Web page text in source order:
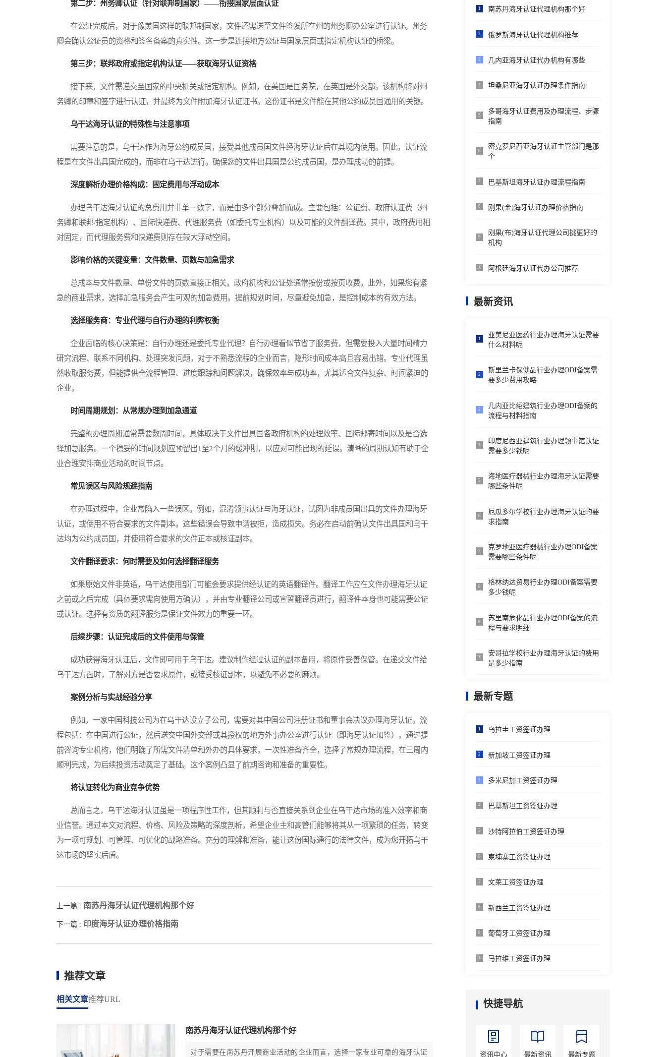
第二步：州务卿认证（针对联邦制国家）——衔接国家层面认证
在公证完成后，对于像美国这样的联邦制国家，文件还需送至文件签发所在州的州务卿办公室进行认证。州务
卿会确认公证员的资格和签名备案的真实性。这一步是连接地方公证与国家层面或指定机构认证的桥梁。
第三步：联邦政府或指定机构认证——获取海牙认证资格
接下来，文件需递交至国家的中央机关或指定机构。例如，在美国是国务院，在英国是外交部。该机构将对州
务卿的印章和签字进行认证，并最终为文件附加海牙认证证书。这份证书是文件能在其他公约成员国通用的关键。
乌干达海牙认证的特殊性与注意事项
需要注意的是，乌干达作为海牙公约成员国，接受其他成员国文件经海牙认证后在其境内使用。因此，认证流
程是在文件出具国完成的，而非在乌干达进行。确保您的文件出具国是公约成员国，是办理成功的前提。
深度解析办理价格构成：固定费用与浮动成本
办理乌干达海牙认证的总费用并非单一数字，而是由多个部分叠加而成。主要包括：公证费、政府认证费（州
务卿和联邦/指定机构）、国际快递费、代理服务费（如委托专业机构）以及可能的文件翻译费。其中，政府费用相
对固定，而代理服务费和快递费则存在较大浮动空间。
影响价格的关键变量：文件数量、页数与加急需求
总成本与文件数量、单份文件的页数直接正相关。政府机构和公证处通常按份或按页收费。此外，如果您有紧
急的商业需求，选择加急服务会产生可观的加急费用。提前规划时间，尽量避免加急，是控制成本的有效方法。
选择服务商：专业代理与自行办理的利弊权衡
企业面临的核心决策是：自行办理还是委托专业代理？自行办理看似节省了服务费，但需要投入大量时间精力
研究流程、联系不同机构、处理突发问题，对于不熟悉流程的企业而言，隐形时间成本高且容易出错。专业代理虽
然收取服务费，但能提供全流程管理、进度跟踪和问题解决，确保效率与成功率，尤其适合文件复杂、时间紧迫的
企业。
时间周期规划：从常规办理到加急通道
完整的办理周期通常需要数周时间，具体取决于文件出具国各政府机构的处理效率、国际邮寄时间以及是否选
择加急服务。一个稳妥的时间规划应预留出1至2个月的缓冲期，以应对可能出现的延误。清晰的周期认知有助于企
业合理安排商业活动的时间节点。
常见误区与风险规避指南
在办理过程中，企业常陷入一些误区。例如，混淆领事认证与海牙认证，试图为非成员国出具的文件办理海牙
认证，或使用不符合要求的文件副本。这些错误会导致申请被拒，造成损失。务必在启动前确认文件出具国和乌干
达均为公约成员国，并使用符合要求的文件正本或核证副本。
文件翻译要求：何时需要及如何选择翻译服务
如果原始文件非英语，乌干达使用部门可能会要求提供经认证的英语翻译件。翻译工作应在文件办理海牙认证
之前或之后完成（具体要求需向使用方确认），并由专业翻译公司或宣誓翻译员进行，翻译件本身也可能需要公证
或认证。选择有资质的翻译服务是保证文件效力的重要一环。
后续步骤：认证完成后的文件使用与保管
成功获得海牙认证后，文件即可用于乌干达。建议制作经过认证的副本备用，将原件妥善保管。在递交文件给
乌干达方面时，了解对方是否要求原件，或接受核证副本，以避免不必要的麻烦。
案例分析与实战经验分享
例如，一家中国科技公司为在乌干达设立子公司，需要对其中国公司注册证书和董事会决议办理海牙认证。流
程包括：在中国进行公证，然后送交中国外交部或其授权的地方外事办公室进行认证（即海牙认证加签）。通过提
前咨询专业机构，他们明确了所需文件清单和外办的具体要求，一次性准备齐全，选择了常规办理流程，在三周内
顺利完成，为后续投资活动奠定了基础。这个案例凸显了前期咨询和准备的重要性。
将认证转化为商业竞争优势
总而言之，乌干达海牙认证虽是一项程序性工作，但其顺利与否直接关系到企业在乌干达市场的准入效率和商
业信誉。通过本文对流程、价格、风险及策略的深度剖析，希望企业主和高管们能够将其从一项繁琐的任务，转变
为一项可规划、可管理、可优化的战略准备。充分的理解和准备，能让这份国际通行的法律文件，成为您开拓乌干
达市场的坚实后盾。
上一篇 : 南苏丹海牙认证代理机构那个好
下一篇 : 印度海牙认证办理价格指南
推荐文章
相关文章推荐URL
南苏丹海牙认证代理机构那个好
对于需要在南苏丹开展商业活动的企业而言，选择一家专业可靠的海牙认证
1 南苏丹海牙认证代理机构那个好
2 俄罗斯海牙认证代理机构推荐
3 几内亚海牙认证代办机构有哪些
4 坦桑尼亚海牙认证办理条件指南
5
多哥海牙认证费用及办理流程、步骤
指南
6
密克罗尼西亚海牙认证主管部门是那
个
7 巴基斯坦海牙认证办理流程指南
8 刚果(金)海牙认证办理价格指南
9
刚果(布)海牙认证代理公司挑更好的
机构
10 阿根廷海牙认证代办公司推荐
最新资讯
1
亚美尼亚医药行业办理海牙认证需要
什么材料呢
2
斯里兰卡保健品行业办理ODI备案需
要多少费用攻略
3
几内亚比绍建筑行业办理ODI备案的
流程与材料指南
4
印度尼西亚建筑行业办理领事馆认证
需要多少钱呢
5
海地医疗器械行业办理海牙认证需要
哪些条件呢
6
厄瓜多尔学校行业办理海牙认证的要
求指南
7
克罗地亚医疗器械行业办理ODI备案
需要哪些条件呢
8
格林纳达贸易行业办理ODI备案需要
多少钱呢
9
苏里南危化品行业办理ODI备案的流
程与要求明细
10
安哥拉学校行业办理海牙认证的费用
是多少指南
最新专题
1 乌拉圭工资签证办理
2 新加坡工资签证办理
3 多米尼加工资签证办理
4 巴基斯坦工资签证办理
5 沙特阿拉伯工资签证办理
6 柬埔寨工资签证办理
7 文莱工资签证办理
8 新西兰工资签证办理
9 葡萄牙工资签证办理
10 马拉维工资签证办理
快捷导航
资讯中心 最新资讯 最新专题